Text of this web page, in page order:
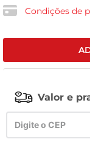
Condições de
Valor e
leite pó
celular